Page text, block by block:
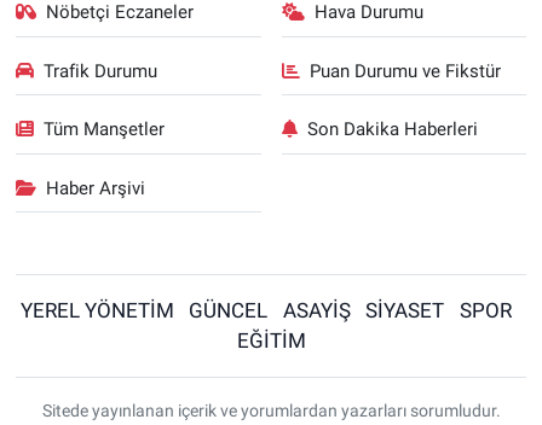
Nöbetçi Eczaneler Hava Durumu
Trafik Durumu Puan Durumu ve Fikstür
Tüm Manşetler Son Dakika Haberleri
Haber Arşivi
YEREL YÖNETİM GÜNCEL ASAYİŞ SİYASET
SPOR
EĞİTİM
Sitede yayınlanan içerik ve yorumlardan yazarları sorumludur.